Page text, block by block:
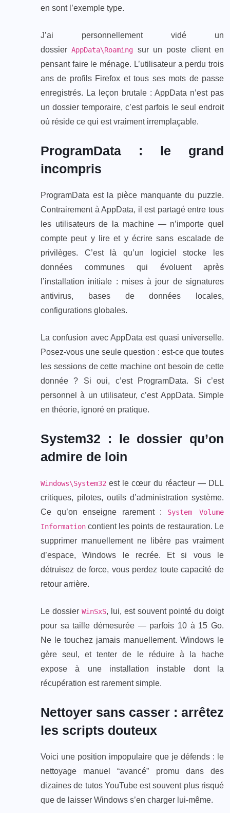
en sont l’exemple type.
J’ai personnellement vidé un
dossierAppData\Roaming sur un poste client en
pensant faire le ménage. L’utilisateur a perdu trois
ans de profils Firefox et tous ses mots de passe
enregistrés. La leçon brutale : AppData n’est pas
un dossier temporaire, c’est parfois le seul endroit
où réside ce qui est vraiment irremplaçable.
ProgramData : le grand
incompris
ProgramData est la pièce manquante du puzzle.
Contrairement à AppData, il est partagé entre tous
les utilisateurs de la machine — n’importe quel
compte peut y lire et y écrire sans escalade de
privilèges. C’est là qu’un logiciel stocke les
données communes qui évoluent après
l’installation initiale : mises à jour de signatures
antivirus, bases de données locales,
configurations globales.
La confusion avec AppData est quasi universelle.
Posez-vous une seule question : est-ce que toutes
les sessions de cette machine ont besoin de cette
donnée ? Si oui, c’est ProgramData. Si c’est
personnel à un utilisateur, c’est AppData. Simple
en théorie, ignoré en pratique.
System32 : le dossier qu’on
admire de loin
Windows\System32 est le cœur du réacteur — DLL
critiques, pilotes, outils d’administration système.
Ce qu’on enseigne rarement :
System Volume
Information contient les points de restauration. Le
supprimer manuellement ne libère pas vraiment
d’espace, Windows le recrée. Et si vous le
détruisez de force, vous perdez toute capacité de
retour arrière.
Le dossier WinSxS, lui, est souvent pointé du doigt
pour sa taille démesurée — parfois 10 à 15 Go.
Ne le touchez jamais manuellement. Windows le
gère seul, et tenter de le réduire à la hache
expose à une installation instable dont la
récupération est rarement simple.
Nettoyer sans casser : arrêtez
les scripts douteux
Voici une position impopulaire que je défends : le
nettoyage manuel “avancé” promu dans des
dizaines de tutos YouTube est souvent plus risqué
que de laisser Windows s’en charger lui-même.